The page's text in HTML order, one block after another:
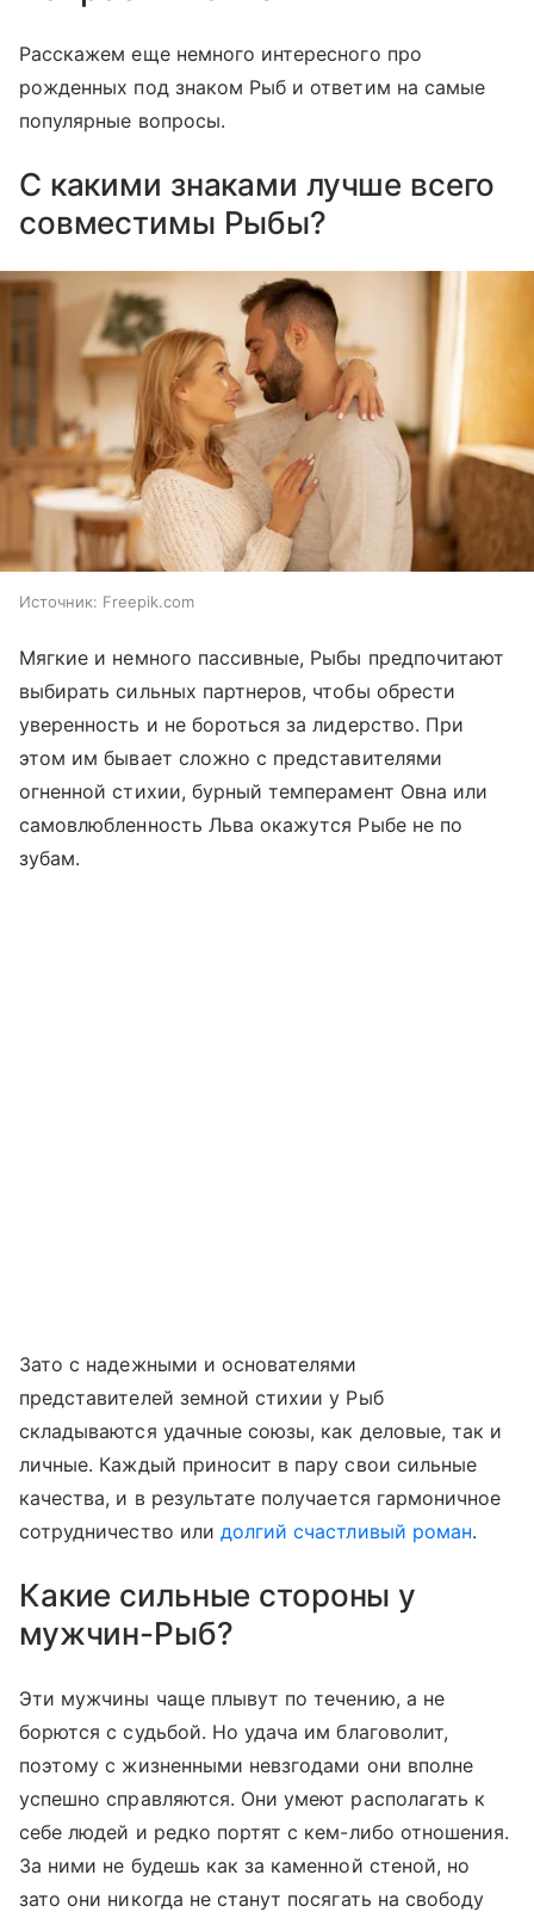
Расскажем еще немного интересного про
рожденных под знаком Рыб и ответим на самые
популярные вопросы.
С какими знаками лучше всего
совместимы Рыбы?
Источник: Freepik.com
Мягкие и немного пассивные, Рыбы предпочитают
выбирать сильных партнеров, чтобы обрести
уверенность и не бороться за лидерство. При
этом им бывает сложно с представителями
огненной стихии, бурный темперамент Овна или
самовлюбленность Льва окажутся Рыбе не по
зубам.
Зато с надежными и основателями
представителей земной стихии у Рыб
складываются удачные союзы, как деловые, так и
личные. Каждый приносит в пару свои сильные
качества, и в результате получается гармоничное
сотрудничество или долгий счастливый роман.
Какие сильные стороны у
мужчин-Рыб?
Эти мужчины чаще плывут по течению, а не
борются с судьбой. Но удача им благоволит,
поэтому с жизненными невзгодами они вполне
успешно справляются. Они умеют располагать к
себе людей и редко портят с кем-либо отношения.
За ними не будешь как за каменной стеной, но
зато они никогда не станут посягать на свободу